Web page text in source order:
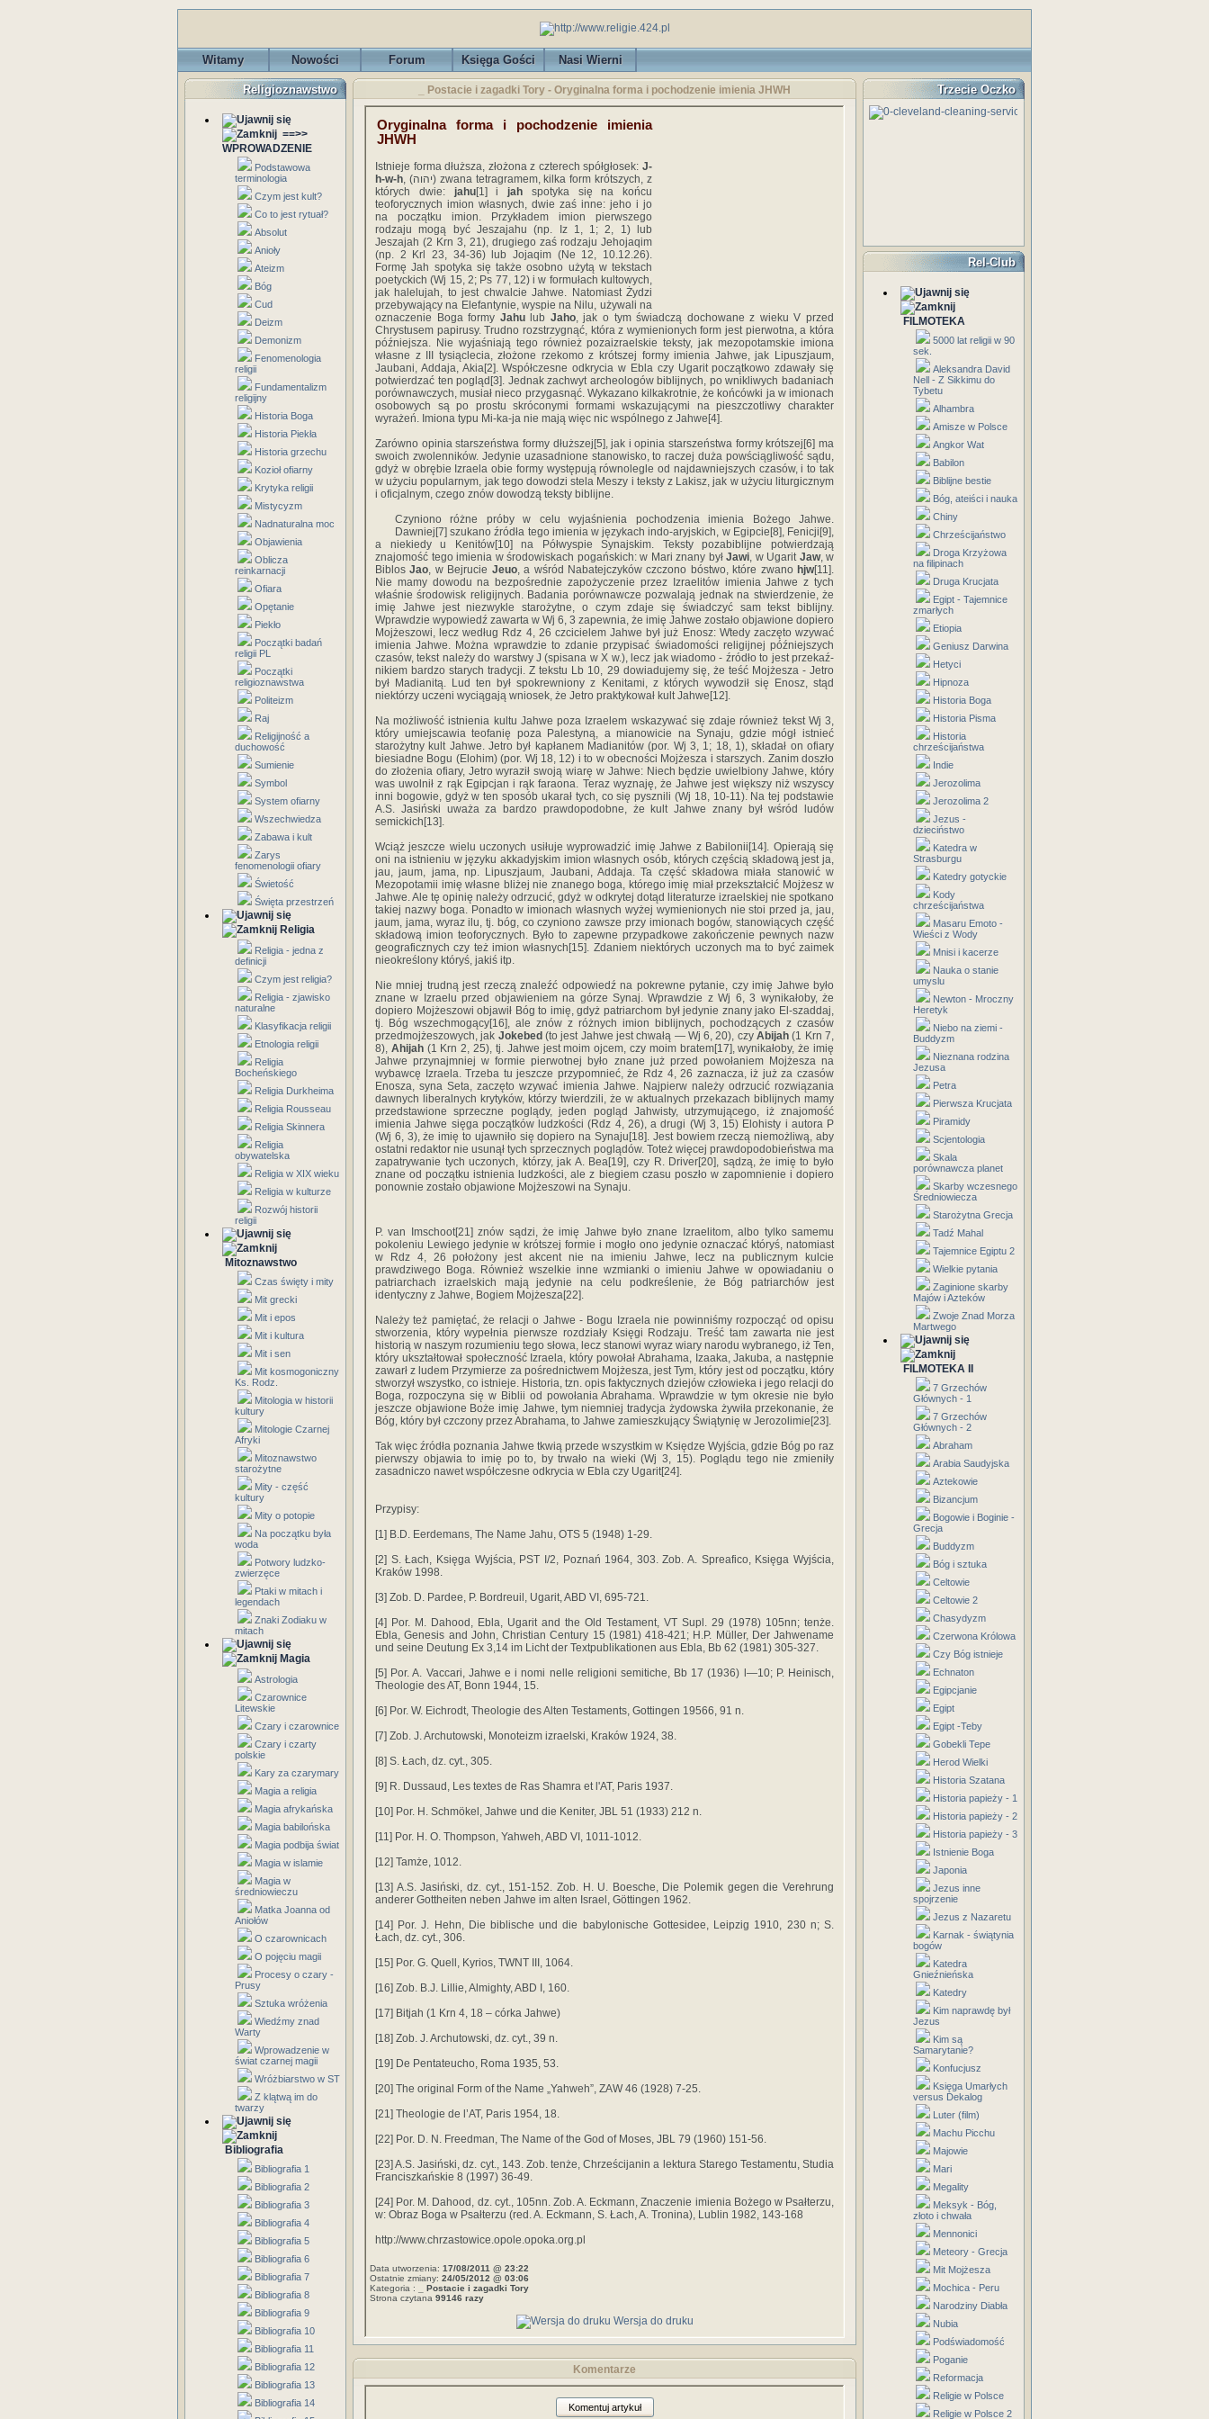
Witamy Nowości Forum Księga Gości Nasi Wierni
Religioznawstwo
==>>
WPROWADZENIE
Podstawowa
terminologia
Czym jest kult?
Co to jest rytuał?
Absolut
Anioły
Ateizm
Bóg
Cud
Deizm
Demonizm
Fenomenologia
religii
Fundamentalizm
religijny
Historia Boga
Historia Piekła
Historia grzechu
Kozioł ofiarny
Krytyka religii
Mistycyzm
Nadnaturalna moc
Objawienia
Oblicza
reinkarnacji
Ofiara
Opętanie
Piekło
Początki badań
religii PL
Początki
religioznawstwa
Politeizm
Raj
Religijność a
duchowość
Sumienie
Symbol
System ofiarny
Wszechwiedza
Zabawa i kult
Zarys
fenomenologii ofiary
Świetość
Święta przestrzeń
Religia
Religia - jedna z
definicji
Czym jest religia?
Religia - zjawisko
naturalne
Klasyfikacja religii
Etnologia religii
Religia
Bocheńskiego
Religia Durkheima
Religia Rousseau
Religia Skinnera
Religia
obywatelska
Religia w XIX wieku
Religia w kulturze
Rozwój historii
religii
Mitoznawstwo
Czas święty i mity
Mit grecki
Mit i epos
Mit i kultura
Mit i sen
Mit kosmogoniczny
Ks. Rodz.
Mitologia w historii
kultury
Mitologie Czarnej
Afryki
Mitoznawstwo
starożytne
Mity - część
kultury
Mity o potopie
Na początku była
woda
Potwory ludzko-
zwierzęce
Ptaki w mitach i
legendach
Znaki Zodiaku w
mitach
Magia
Astrologia
Czarownice
Litewskie
Czary i czarownice
Czary i czarty
polskie
Kary za czarymary
Magia a religia
Magia afrykańska
Magia babilońska
Magia podbija świat
Magia w islamie
Magia w
średniowieczu
Matka Joanna od
Aniołów
O czarownicach
O pojęciu magii
Procesy o czary -
Prusy
Sztuka wróżenia
Wiedźmy znad
Warty
Wprowadzenie w
świat czarnej magii
Wróżbiarstwo w ST
Z klątwą im do
twarzy
Bibliografia
Bibliografia 1
Bibliografia 2
Bibliografia 3
Bibliografia 4
Bibliografia 5
Bibliografia 6
Bibliografia 7
Bibliografia 8
Bibliografia 9
Bibliografia 10
Bibliografia 11
Bibliografia 12
Bibliografia 13
Bibliografia 14
_ Postacie i zagadki Tory - Oryginalna forma i pochodzenie imienia JHWH
Oryginalna forma i pochodzenie imienia
JHWH
Istnieje forma dłuższa, złożona z czterech spółgłosek: J-
h-w-h, (יהוה) zwana tetragramem, kilka form krótszych, z
których dwie:
jahu[1] i jah spotyka się na końcu
teoforycznych imion własnych, dwie zaś inne: jeho i jo
na początku imion. Przykładem imion pierwszego
rodzaju mogą być Jeszajahu (np. Iz 1, 1; 2, 1) lub
Jeszajah (2 Krn 3, 21), drugiego zaś rodzaju Jehojaqim
(np. 2 Krl 23, 34-36) lub Jojaqim (Ne 12, 10.12.26).
Formę Jah spotyka się także osobno użytą w tekstach
poetyckich (Wj 15, 2; Ps 77, 12) i w formułach kultowych,
jak halelujah, to jest chwalcie Jahwe. Natomiast Żydzi
przebywający na Elefantynie, wyspie na Nilu, używali na
oznaczenie Boga formy Jahulub Jaho, jak o tym świadczą dochowane z wieku V przed
Chrystusem papirusy. Trudno rozstrzygnąć, która z wymienionych form jest pierwotna, a która
późniejsza. Nie wyjaśniają tego również pozaizraelskie teksty, jak mezopotamskie imiona
własne z III tysiąc­lecia, złożone rzekomo z krótszej formy imienia Jahwe, jak Lipuszjaum,
Jaubani, Addaja, Akia[2]. Współczesne odkrycia w Ebla czy Ugarit początkowo zdawały się
potwierdzać ten pogląd[3]. Jednak zachwyt archeologów biblijnych, po wnikli­wych badaniach
porównawczych, musiał nieco przygasnąć. Wykazano kilkakrotnie, że końcówki ja w imionach
osobowych są po prostu skróconymi formami wskazującymi na pieszczotliwy charakter
wyrażeń. Imiona ty­pu Mi-ka-ja nie mają więc nic wspólnego z Jahwe[4].
Zarówno opinia starszeństwa formy dłuższej[5], jak i opinia starszeństwa formy krótszej[6] ma
swoich zwolenników. Jedynie uzasadnione stanowisko, to raczej duża powściągliwość sądu,
gdyż w obrębie Izraela obie formy występują równolegle od najdawniejszych czasów, i to tak
w użyciu popularnym, jak tego dowodzi stela Meszy i teksty z Lakisz, jak w użyciu liturgicznym
i oficjalnym, czego znów dowodzą teksty biblijne.
Czyniono różne próby w celu wyjaśnienia pochodzenia imienia Bożego Jahwe.
Dawniej[7] szukano źródła tego imienia w językach indo-aryjskich, w Egipcie[8], Fenicji[9],
a niekiedy u Kenitów[10] na Półwyspie Synajskim. Teksty pozabiblijne potwierdzają
znajomość tego imienia w środowiskach pogańskich: w Mari zna­ny był Jawi, w Ugarit Jaw, w
BiblosJao, w Bejrucie Jeuo, a wśród Nabatejczyków czczono bóstwo, które zwano hjw[11].
Nie mamy dowodu na bezpośred­nie zapożyczenie przez Izraelitów imienia Jahwe z tych
właśnie środowisk religijnych. Badania porównawcze pozwalają jednak na stwierdzenie, że
imię Jahwe jest niezwykle starożytne, o czym zdaje się świadczyć sam tekst biblijny.
Wprawdzie wypowiedź zawarta w Wj 6, 3 zapewnia, że imię Jahwe zostało objawione dopiero
Mojżeszowi, lecz według Rdz 4, 26 czcicielem Jahwe był już Enosz: Wtedy zaczęto wzywać
imienia Jahwe. Można wpraw­dzie to zdanie przypisać świadomości religijnej późniejszych
czasów, tekst na­leży do warstwy J (spisana w X w.), lecz jak wiadomo - źródło to jest przekaź­
nikiem bardzo starych tradycji. Z tekstu Lb 10, 29 dowiadujemy się, że teść Mojżesza - Jetro
był Madianitą. Lud ten był spokrewniony z Kenitami, z któ­rych wywodził się Enosz, stąd
niektórzy uczeni wyciągają wniosek, że Jetro praktykował kult Jahwe[12].
Na możliwość istnienia kultu Jahwe poza Izraelem wskazywać się zdaje również tekst Wj 3,
który umiejscawia teofanię poza Palestyną, a mianowicie na Synaju, gdzie mógł istnieć
starożytny kult Jahwe. Jetro był kapłanem Madianitów (por. Wj 3, 1; 18, 1), składał on ofiary
biesiadne Bogu (Elohim) (por. Wj 18, 12) i to w obecności Mojżesza i starszych. Zanim doszło
do złożenia ofiary, Jetro wyraził swoją wiarę w Jahwe: Niech będzie uwielbiony Jahwe, który
was uwolnił z rąk Egipcjan i rąk faraona. Teraz wyznaję, że Jahwe jest większy niż wszyscy
inni bogowie, gdyż w ten sposób ukarał tych, co się pysznili (Wj 18, 10-11). Na tej podstawie
A.S. Jasiński uważa za bardzo prawdopo­dobne, że kult Jahwe znany był wśród ludów
semickich[13].
Wciąż jeszcze wielu uczonych usiłuje wyprowadzić imię Jahwe z Babilonii[14]. Opierają się
oni na istnieniu w języku akkadyjskim imion własnych osób, których częścią składową jest ja,
jau, jaum, jama, np. Lipuszjaum, Jaubani, Addaja. Ta część składowa miała stanowić w
Mezopotamii imię własne bliżej nie znanego boga, którego imię miał przekształcić Mojżesz w
Jahwe. Ale tę opinię należy odrzucić, gdyż w odkrytej dotąd literaturze izraelskiej nie spotkano
takiej nazwy boga. Ponadto w imionach własnych wyżej wymienionych nie stoi przed ja, jau,
jaum, jama, wyraz ilu, tj. bóg, co czyniono zawsze przy imionach bogów, stanowiących część
składową imion teoforycznych. Było to zapewne przypadkowe zakończenie pewnych nazw
geograficznych czy też imion własnych[15]. Zdaniem niektórych uczonych ma to być zaimek
nieokreślony któryś, jakiś itp.
Nie mniej trudną jest rzeczą znaleźć odpowiedź na pokrewne pytanie, czy imię Jahwe było
znane w Izraelu przed objawieniem na górze Synaj. Wpraw­dzie z Wj 6, 3 wynikałoby, że
dopiero Mojżeszowi objawił Bóg to imię, gdyż patriarchom był jedynie znany jako El-szaddaj,
tj. Bóg wszechmogący[16], ale znów z różnych imion biblijnych, pochodzących z czasów
przedmojżeszowych, jak Jokebed (to jest Jahwe jest chwałą — Wj 6, 20), czyAbijah (1 Krn 7,
8), Ahijah(1 Krn 2, 25), tj. Jahwe jest moim ojcem, czy moim bratem[17], wynikałoby, że imię
Jahwe przynajmniej w formie pierwotnej było znane już przed powołaniem Mojżesza na
wybawcę Izraela. Trzeba tu jeszcze przypomnieć, że Rdz 4, 26 zaznacza, iż już za czasów
Enosza, syna Seta, za­częto wzywać imienia Jahwe. Najpierw należy odrzucić rozwiązania
dawnych liberalnych krytyków, którzy twierdzili, że w aktualnych przekazach biblijnych mamy
przedstawione sprzeczne poglądy, jeden pogląd Jahwisty, utrzymują­cego, iż znajomość
imienia Jahwe sięga początków ludzkości (Rdz 4, 26), a dru­gi (Wj 3, 15) Elohisty i autora P
(Wj 6, 3), że imię to ujawniło się dopiero na Synaju[18]. Jest bowiem rzeczą niemożliwą, aby
ostatni redaktor nie usunął tych sprzecznych poglądów. Toteż więcej prawdopodobieństwa ma
zapa­trywanie tych uczonych, którzy, jak A. Bea[19], czy R. Driver[20], sądzą, że imię to było
znane od początku istnienia ludzkości, ale z biegiem czasu poszło w za­pomnienie i dopiero
ponownie zostało objawione Mojżeszowi na Synaju.
P. van Imschoot[21] znów sądzi, że imię Jahwe było znane Izraelitom, albo tylko samemu
pokoleniu Lewiego jedynie w krótszej formie i mogło ono jedynie oznaczać któryś, natomiast
w Rdz 4, 26 położony jest akcent nie na imieniu Jahwe, lecz na publicznym kulcie
prawdziwego Boga. Również wszelkie inne wzmianki o imieniu Jahwe w opowiadaniu o
patriarchach izraelskich mają jedynie na celu podkreślenie, że Bóg patriarchów jest
identyczny z Jahwe, Bogiem Mojżesza[22].
Należy też pamiętać, że relacji o Jahwe - Bogu Izraela nie powinniśmy rozpocząć od opisu
stwo­rzenia, który wypełnia pierwsze rozdziały Księgi Rodzaju. Treść tam zawarta nie jest
historią w naszym rozumieniu tego słowa, lecz stanowi wyraz wiary narodu wybranego, iż Ten,
który ukształtował społeczność Izraela, który powo­łał Abrahama, Izaaka, Jakuba, a następnie
zawarł z ludem Przymierze za pośrednictwem Mojżesza, jest Tym, który jest od początku, który
stworzył wszystko, co istnieje. Historia, tzn. opis faktycznych dziejów człowieka i jego relacji do
Boga, rozpoczyna się w Biblii od powołania Abrahama. Wprawdzie w tym okresie nie było
jeszcze objawione Boże imię Jahwe, tym niemniej tradycja żydowska żywiła przekonanie, że
Bóg, który był czczony przez Abrahama, to Jahwe za­mieszkujący Świątynię w Jerozolimie[23].
Tak więc źródła poznania Jahwe tkwią przede wszystkim w Księdze Wyjścia, gdzie Bóg po raz
pierwszy objawia to imię po to, by trwało na wieki (Wj 3, 15). Poglądu tego nie zmieniły
zasadniczo nawet współczesne odkrycia w Ebla czy Ugarit[24].
Przypisy:
[1] B.D. Eerdemans, The Name Jahu, OTS 5 (1948) 1-29.
[2] S. Łach, Księga Wyjścia, PST I/2, Poznań 1964, 303. Zob. A. Spreafico, Księga Wyjścia,
Kraków 1998.
[3] Zob. D. Pardee, P. Bordreuil, Ugarit, ABD VI, 695-721.
[4] Por. M. Dahood, Ebla, Ugarit and the Old Testament, VT Supl. 29 (1978) 105nn; tenże.
Ebla, Genesis and John, Christian Century 15 (1981) 418-421; H.P. Müller, Der Jahwename
und seine Deutung Ex 3,14 im Licht der Textpublikationen aus Ebla, Bb 62 (1981) 305-327.
[5] Por. A. Vaccari, Jahwe e i nomi nelle religioni semitiche, Bb 17 (1936) l—10; P. Heinisch,
Theologie des AT, Bonn 1944, 15.
[6] Por. W. Eichrodt, Theologie des Alten Testaments, Gottingen 19566, 91 n.
[7] Zob. J. Archutowski, Monoteizm izraelski, Kraków 1924, 38.
[8] S. Łach, dz. cyt., 305.
[9] R. Dussaud, Les textes de Ras Shamra et l'AT, Paris 1937.
[10] Por. H. Schmökel, Jahwe und die Keniter, JBL 51 (1933) 212 n.
[11] Por. H. O. Thompson, Yahweh, ABD VI, 1011-1012.
[12] Tamże, 1012.
[13] A.S. Jasiński, dz. cyt., 151-152. Zob. H. U. Boesche, Die Polemik gegen die Verehrung
anderer Gottheiten neben Jahwe im alten Israel, Göttingen 1962.
[14] Por. J. Hehn, Die biblische und die babylonische Gottesidee, Leipzig 1910, 230 n; S.
Łach, dz. cyt., 306.
[15] Por. G. Quell, Kyrios, TWNT III, 1064.
[16] Zob. B.J. Lillie, Almighty, ABD I, 160.
[17] Bitjah (1 Krn 4, 18 – córka Jahwe)
[18] Zob. J. Archutowski, dz. cyt., 39 n.
[19] De Pentateucho, Roma 1935, 53.
[20] The original Form of the Name „Yahweh”, ZAW 46 (1928) 7-25.
[21] Theologie de l’AT, Paris 1954, 18.
[22] Por. D. N. Freedman, The Name of the God of Moses, JBL 79 (1960) 151-56.
[23] A.S. Jasiński, dz. cyt., 143. Zob. tenże, Chrześcijanin a lektura Starego Testamentu, Studia
Franciszkańskie 8 (1997) 36-49.
[24] Por. M. Dahood, dz. cyt., 105nn. Zob. A. Eckmann, Znaczenie imienia Bożego w Psałterzu,
w: Obraz Boga w Psałterzu (red. A. Eckmann, S. Łach, A. Tronina), Lublin 1982, 143-168
http://www.chrzastowice.opole.opoka.org.pl
Data utworzenia: 17/08/2011 @ 23:22
Ostatnie zmiany: 24/05/2012 @ 03:06
Kategoria :
_ Postacie i zagadki Tory
Strona czytana 99146 razy
Wersja do druku
Komentarze
Komentuj artykuł
Trzecie Oczko
Rel-Club
FILMOTEKA
5000 lat religii w 90
sek.
Aleksandra David
Nell - Z Sikkimu do
Tybetu
Alhambra
Amisze w Polsce
Angkor Wat
Babilon
Biblijne bestie
Bóg, ateiści i nauka
Chiny
Chrześcijaństwo
Droga Krzyżowa
na filipinach
Druga Krucjata
Egipt - Tajemnice
zmarłych
Etiopia
Geniusz Darwina
Hetyci
Hipnoza
Historia Boga
Historia Pisma
Historia
chrześcijaństwa
Indie
Jerozolima
Jerozolima 2
Jezus -
dzieciństwo
Katedra w
Strasburgu
Katedry gotyckie
Kody
chrześcijaństwa
Masaru Emoto -
Wieści z Wody
Mnisi i kacerze
Nauka o stanie
umyslu
Newton - Mroczny
Heretyk
Niebo na ziemi -
Buddyzm
Nieznana rodzina
Jezusa
Petra
Pierwsza Krucjata
Piramidy
Scjentologia
Skala
porównawcza planet
Skarby wczesnego
Średniowiecza
Starożytna Grecja
Tadź Mahal
Tajemnice Egiptu 2
Wielkie pytania
Zaginione skarby
Majów i Azteków
Zwoje Znad Morza
Martwego
FILMOTEKA II
7 Grzechów
Głównych - 1
7 Grzechów
Głównych - 2
Abraham
Arabia Saudyjska
Aztekowie
Bizancjum
Bogowie i Boginie -
Grecja
Buddyzm
Bóg i sztuka
Celtowie
Celtowie 2
Chasydyzm
Czerwona Królowa
Czy Bóg istnieje
Echnaton
Egipcjanie
Egipt
Egipt -Teby
Gobekli Tepe
Herod Wielki
Historia Szatana
Historia papieży - 1
Historia papieży - 2
Historia papieży - 3
Istnienie Boga
Japonia
Jezus inne
spojrzenie
Jezus z Nazaretu
Karnak - świątynia
bogów
Katedra
Gnieźnieńska
Katedry
Kim naprawdę był
Jezus
Kim są
Samarytanie?
Konfucjusz
Księga Umarłych
versus Dekalog
Luter (film)
Machu Picchu
Majowie
Mari
Megality
Meksyk - Bóg,
złoto i chwała
Mennonici
Meteory - Grecja
Mit Mojżesza
Mochica - Peru
Narodziny Diabła
Nubia
Podświadomość
Poganie
Reformacja
Religie w Polsce
Religie w Polsce 2